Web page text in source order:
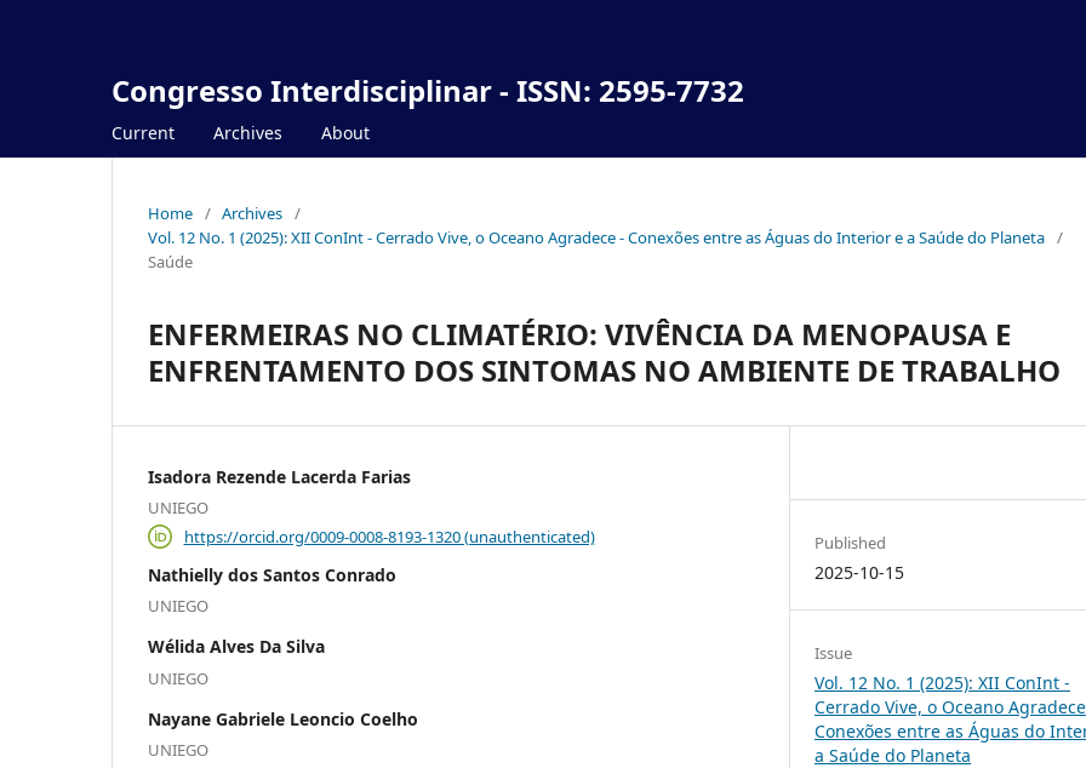
Congresso Interdisciplinar - ISSN: 2595-7732
Current Archives About
Home / Archives /
Vol. 12 No. 1 (2025): XII ConInt - Cerrado Vive, o Oceano Agradece - Conexões entre as Águas do Interior e a Saúde do Planeta /
Saúde
ENFERMEIRAS NO CLIMATÉRIO: VIVÊNCIA DA MENOPAUSA E
ENFRENTAMENTO DOS SINTOMAS NO AMBIENTE DE TRABALHO
Isadora Rezende Lacerda Farias
UNIEGO
https://orcid.org/0009-0008-8193-1320 (unauthenticated)
Nathielly dos Santos Conrado
UNIEGO
Wélida Alves Da Silva
UNIEGO
Nayane Gabriele Leoncio Coelho
UNIEGO
Published
2025-10-15
Issue
Vol. 12 No. 1 (2025): XII ConInt -
Cerrado Vive, o Oceano
Conexões entre as Águas do
a Saúde do Planeta